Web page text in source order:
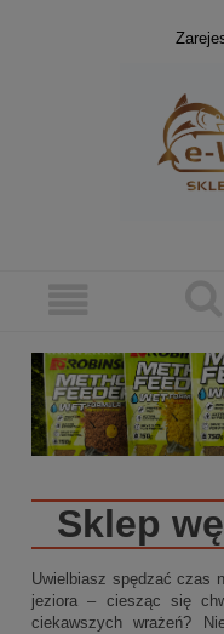
Sklep
Uwielbiasz spędzać czas
jeziora – ciesząc się
ciekawszych wrażeń?